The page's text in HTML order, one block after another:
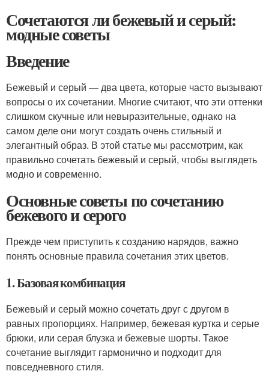
Сочетаются ли бежевый и серый:
модные советы
Введение
Бежевый и серый — два цвета, которые часто вызывают
вопросы о их сочетании. Многие считают, что эти оттенки
слишком скучные или невыразительные, однако на
самом деле они могут создать очень стильный и
элегантный образ. В этой статье мы рассмотрим, как
правильно сочетать бежевый и серый, чтобы выглядеть
модно и современно.
Основные советы по сочетанию
бежевого и серого
Прежде чем приступить к созданию нарядов, важно
понять основные правила сочетания этих цветов.
1. Базовая комбинация
Бежевый и серый можно сочетать друг с другом в
равных пропорциях. Например, бежевая куртка и серые
брюки, или серая блузка и бежевые шорты. Такое
сочетание выглядит гармонично и подходит для
повседневного стиля.